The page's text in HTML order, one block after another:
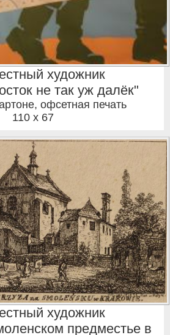
художник
не так уж далёк"
офсетная печать
110 x 67
художник
предместье в